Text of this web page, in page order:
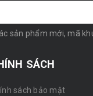
sản phẩm mới, mã
SÁCH
sách bảo mật